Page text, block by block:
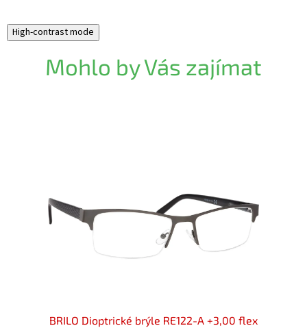
High-contrast mode
Mohlo by Vás zajímat
BRILO Dioptrické brýle RE122-A +3,00 flex